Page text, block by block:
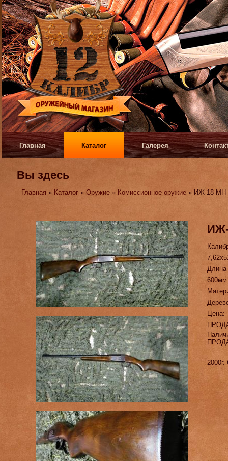
Главная Каталог Галерея
Вы здесь
Главная » Каталог »Оружие » Комиссионное оружие » ИЖ-18 МН
600мм
Цена: